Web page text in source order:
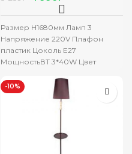
Размер H1680мм Ламп 3
Напряжение 220V Плафон
пластик Цоколь Е27
МощностьВТ 3*40W Цвет
-10%